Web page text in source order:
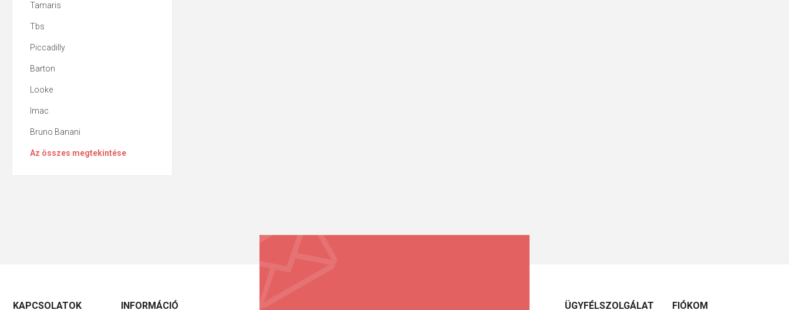
Tamaris
Tbs
Piccadilly
Barton
Looke
Imac
Bruno Banani
Az összes megtekintése
KAPCSOLATOK INFORMÁCIÓ ÜGYFÉLSZOLGÁLAT FIÓKOM